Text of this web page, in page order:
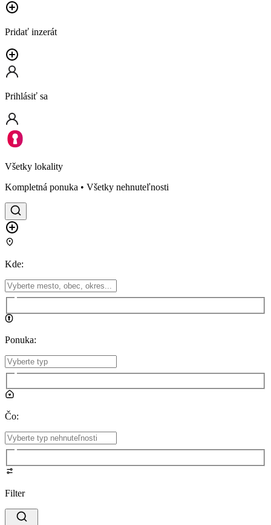
Pridať inzerát
Prihlásiť sa
Všetky lokality
Kompletná ponuka • Všetky nehnuteľnosti
Kde:
Ponuka:
Čo:
Filter